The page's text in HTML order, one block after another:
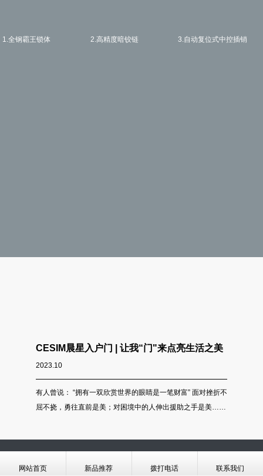
1.全钢霸王锁体 2.高精度暗铰链 3.自动复位式中控插销
CESIM晨星入户门 | 让我“门"来点亮生活之美
2023.10
有人曾说： “拥有一双欣赏世界的眼睛是一笔财富” 面对挫折不
屈不挠，勇往直前是美；对困境中的人伸出援助之手是美……
网站首页 新品推荐 拨打电话 联系我们